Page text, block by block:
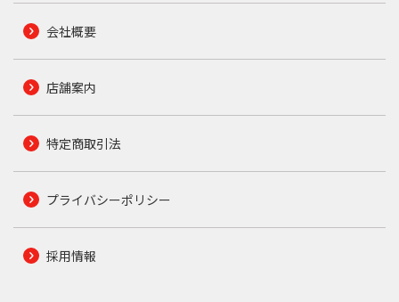
会社概要
店舗案内
特定商取引法
プライバシーポリシー
採用情報